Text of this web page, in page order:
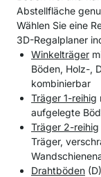
Abstellfläche
Wählen Sie eine
3D-Regalplaner
Winkelträger
Böden, Holz-,
kombinierbar
Träger 1-reihig
aufgelegte
Träger 2-reihig
Träger,
Drahtböden